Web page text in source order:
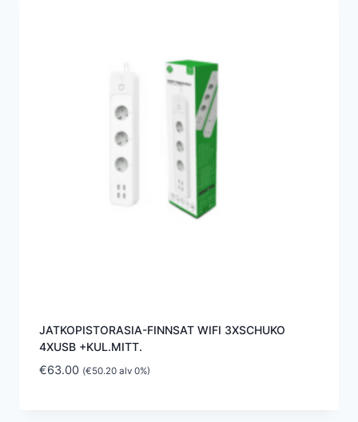
JATKOPISTORASIA-FINNSAT WIFI 3XSCHUKO
4XUSB +KUL.MITT.
€63.00 (€50.20alv 0%)